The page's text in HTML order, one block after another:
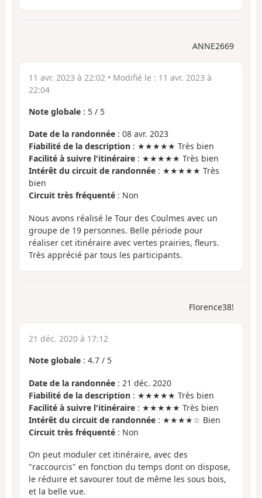
ANNE2669
11 avr. 2023 à 22:02 • Modifié le : 11 avr. 2023 à
22:04
Note globale : 5 / 5
Date de la randonnée : 08 avr. 2023
Fiabilité de la description : ★★★★★ Très bien
Facilité à suivre l'itinéraire : ★★★★★ Très bien
Intérêt du circuit de randonnée : ★★★★★ Très
bien
Circuit très fréquenté : Non
Nous avons réalisé le Tour des Coulmes avec un
groupe de 19 personnes. Belle période pour
réaliser cet itinéraire avec vertes prairies, fleurs.
Très apprécié par tous les participants.
Florence38!
21 déc. 2020 à 17:12
Note globale : 4.7 / 5
Date de la randonnée : 21 déc. 2020
Fiabilité de la description : ★★★★★ Très bien
Facilité à suivre l'itinéraire : ★★★★★ Très bien
Intérêt du circuit de randonnée : ★★★★☆ Bien
Circuit très fréquenté : Non
On peut moduler cet itinéraire, avec des
"raccourcis" en fonction du temps dont on dispose,
le réduire et savourer tout de même les sous bois,
et la belle vue.